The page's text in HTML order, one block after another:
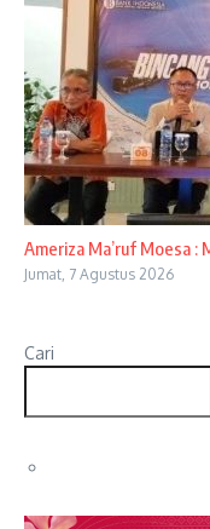
Ameriza Ma’ruf Moesa :
Jumat, 7 Agustus 2026
Cari